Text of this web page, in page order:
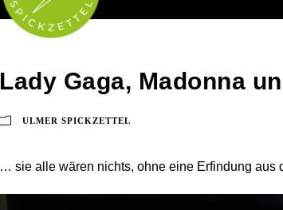
Lady Gaga, Madonna
ULMER SPICKZETTEL
… sie alle wären nichts, ohne eine Erfindung aus